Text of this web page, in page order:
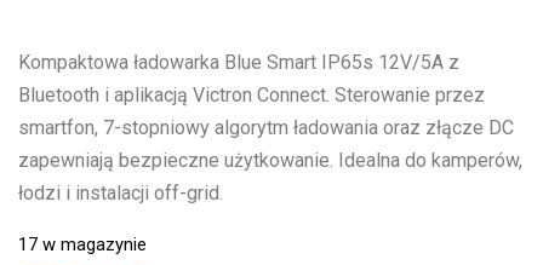
Kompaktowa ładowarka Blue Smart IP65s 12V/5A z
Bluetooth i aplikacją Victron Connect. Sterowanie przez
smartfon, 7-stopniowy algorytm ładowania oraz złącze DC
zapewniają bezpieczne użytkowanie. Idealna do kamperów,
łodzi i instalacji off-grid.
17 w magazynie